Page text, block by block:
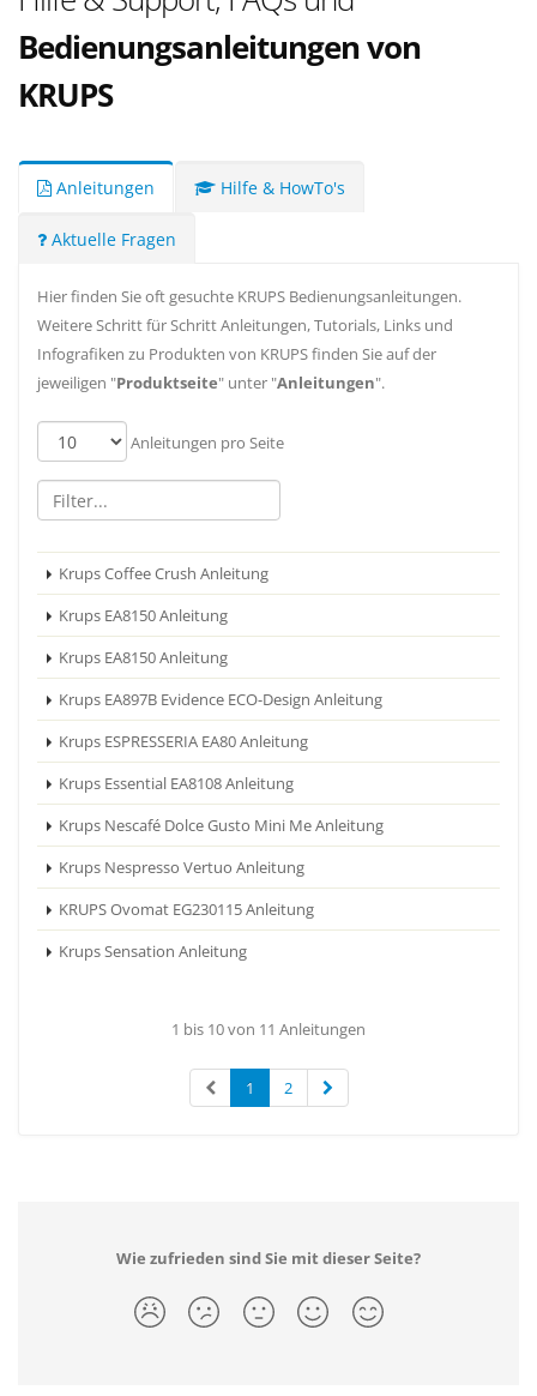
Bedienungsanleitungen von
KRUPS
Anleitungen Hilfe & HowTo's
Aktuelle Fragen
Hier finden Sie oft gesuchte KRUPS Bedienungsanleitungen.
Weitere Schritt für Schritt Anleitungen, Tutorials, Links und
Infografiken zu Produkten von KRUPS finden Sie auf der
jeweiligen "Produktseite" unter "Anleitungen".
Anleitungen pro Seite
Krups Coffee Crush Anleitung
Krups EA8150 Anleitung
Krups EA8150 Anleitung
Krups EA897B Evidence ECO-Design Anleitung
Krups ESPRESSERIA EA80 Anleitung
Krups Essential EA8108 Anleitung
Krups Nescafé Dolce Gusto Mini Me Anleitung
Krups Nespresso Vertuo Anleitung
KRUPS Ovomat EG230115 Anleitung
Krups Sensation Anleitung
1 bis 10 von 11 Anleitungen
1 2
Wie zufrieden sind Sie mit dieser Seite?